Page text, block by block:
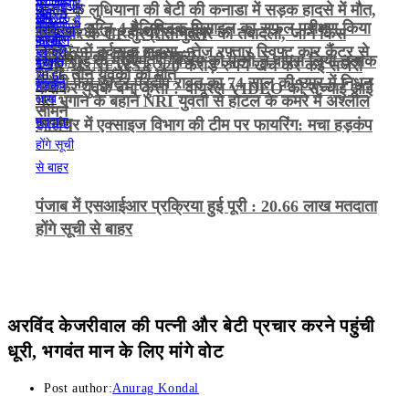
VIRAL NEWS : 220 करोड़ रुपये खर्च कर कई सर्जरी
कराकर युवक बना कुत्ता ? वायरल VIDEO की सच्चाई आई
सामने
पंजाब के लुधियाना की बेटी की कनाडा में सड़क हादसे में माैत,
कैदी को ले जा रही थीं रमनदीप
जालंधर में दर्दनाक हादसा : तेज़ रफ़्तार स्विफ्ट कार कैंटर से
भिड़ी, तीन युवकों की मौत
अमृतसर के CP गुरप्रीत भुल्लर का तबादला, जानें किस
अधिकारी को मिली जिम्मेदारी
तमिलनाडु के मुख्यमंत्री विजय की पत्नी ने वापस लिया तलाक
केस
भारत ने अग्नि-4 बैलिस्टिक मिसाइल का सफल परीक्षण किया
भूत भगाने के बहाने NRI युवती से होटल के कमरे में अश्लील
हरकत
गजनी फेम एक्टर प्रदीप रावत का 74 साल की उम्र में निधन
जालंधर में एक्साइज विभाग की टीम पर फायरिंग: मचा हड़कंप
पंजाब में एसआईआर प्रक्रिया हुई पूरी : 20.66 लाख मतदाता
होंगे सूची से बाहर
अरविंद केजरीवाल की पत्नी और बेटी प्रचार करने पहुंची
धूरी, भगवंत मान के लिए मांगे वोट
Post author:Anurag Kondal